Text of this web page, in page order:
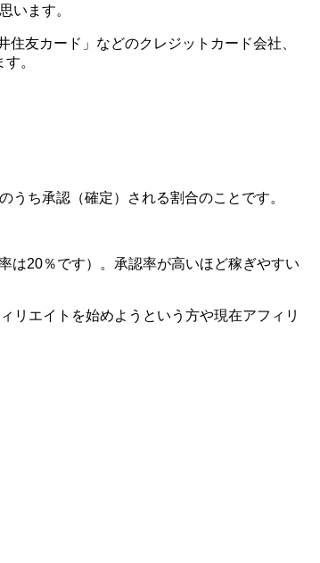
います。
友カード」などのクレジットカード会社、
。
ち承認（確定）される割合のことです。
は20％です）。承認率が高いほど稼ぎやすい
リエイトを始めようという方や現在アフィリ